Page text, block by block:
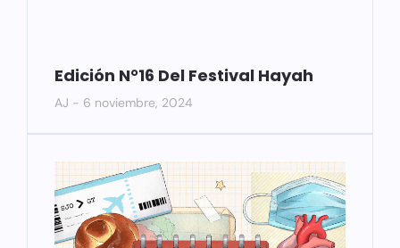
Edición N°16 Del Festival Hayah
AJ 6 noviembre, 2024